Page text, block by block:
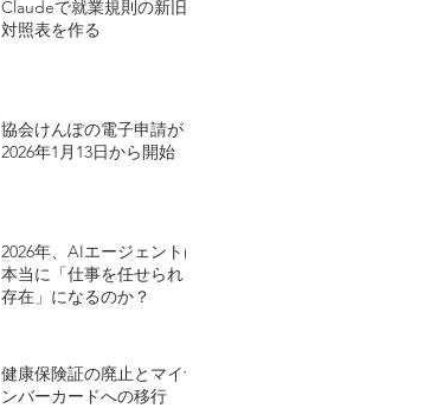
Claudeで就業規則の新旧
対照表を作る
協会けんぽの電子申請が
2026年1月13日から開始
2026年、AIエージェントは
本当に「仕事を任せられる
存在」になるのか？
健康保険証の廃止とマイナ
ンバーカードへの移行